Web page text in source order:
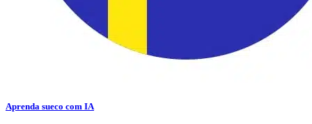
Aprenda sueco com IA